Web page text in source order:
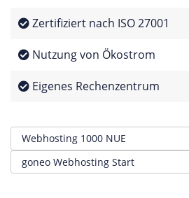
Zertifiziert nach ISO 27001
Nutzung von Ökostrom
Eigenes Rechenzentrum